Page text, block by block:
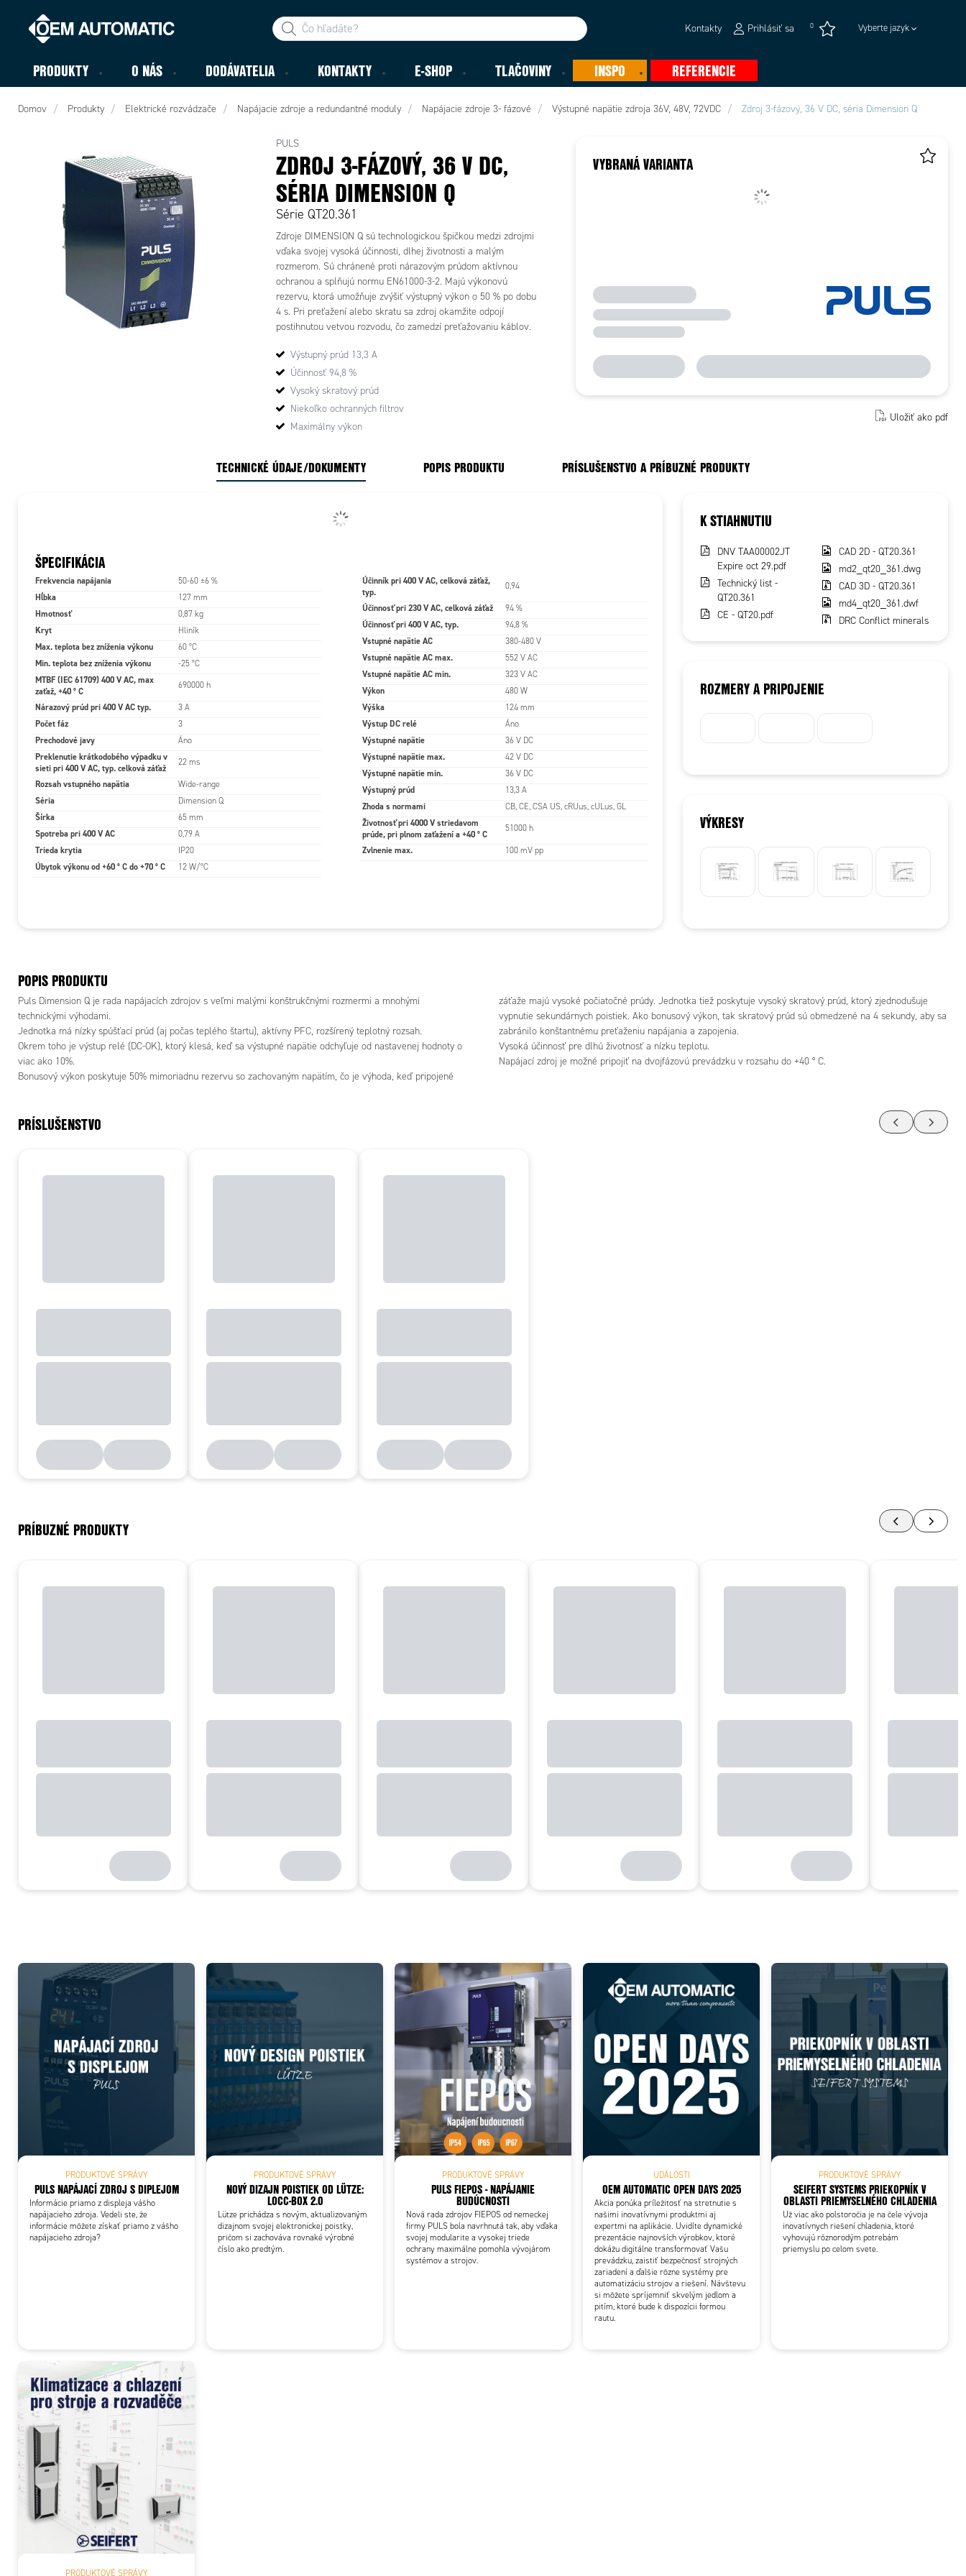
Kontakty Prihlásiť sa 0 Vyberte jazyk
PRODUKTY O NÁS DODÁVATELIA KONTAKTY E-SHOP TLAČOVINY INSPO REFERENCIE
Domov Produkty Elektrické rozvádzače Napájacie zdroje a redundantné moduly Napájacie zdroje 3- fázové Výstupné napätie zdroja 36V, 48V, 72VDC Zdroj 3-fázový, 36 V DC, séria Dimension Q
PULS
ZDROJ 3-FÁZOVÝ, 36 V DC,
SÉRIA DIMENSION Q
Série QT20.361
Zdroje DIMENSION Q sú technologickou špičkou medzi zdrojmi
vďaka svojej vysoká účinnosti, dlhej životnosti a malým
rozmerom. Sú chránené proti nárazovým prúdom aktívnou
ochranou a splňujú normu EN61000-3-2. Majú výkonovú
rezervu, ktorá umožňuje zvýšiť výstupný výkon o 50 % po dobu
4 s. Pri preťažení alebo skratu sa zdroj okamžite odpojí
postihnutou vetvou rozvodu, čo zamedzí preťažovaniu káblov.
spoľahlivý a výkonný zdroj energie.
Výstupný prúd 13,3 A
Účinnosť 94,8 %
Vysoký skratový prúd
Niekoľko ochranných filtrov
Maximálny výkon
QT20.361 - Pulzný zdroj 400-500 V AC. 36 V DC/13,3 A
VYBRANÁ VARIANTA
Uložiť ako pdf
TECHNICKÉ ÚDAJE/DOKUMENTY POPIS PRODUKTU PRÍSLUŠENSTVO A PRÍBUZNÉ PRODUKTY
ŠPECIFIKÁCIA
Frekvencia napájania 50-60 ±6 %
Hĺbka 127 mm
Hmotnosť 0,87 kg
Kryt Hliník
Max. teplota bez zníženia výkonu 60 °C
Min. teplota bez zníženia výkonu -25 °C
MTBF (IEC 61709) 400 V AC, max
zaťaž, +40 ° C
690000 h
Nárazový prúd pri 400 V AC typ. 3 A
Počet fáz 3
Prechodové javy Áno
Preklenutie krátkodobého výpadku v
sieti pri 400 V AC, typ. celková záťaž
22 ms
Rozsah vstupného napätia Wide-range
Séria Dimension Q
Šírka 65 mm
Spotreba pri 400 V AC 0,79 A
Trieda krytia IP20
Úbytok výkonu od +60 ° C do +70 ° C 12 W/°C
Účinník pri 400 V AC, celková záťaž,
typ.
0,94
Účinnosť pri 230 V AC, celková záťaž 94 %
Účinnosť pri 400 V AC, typ. 94,8 %
Vstupné napätie AC 380-480 V
Vstupné napätie AC max. 552 V AC
Vstupné napätie AC min. 323 V AC
Výkon 480 W
Výška 124 mm
Výstup DC relé Áno
Výstupné napätie 36 V DC
Výstupné napätie max. 42 V DC
Výstupné napätie min. 36 V DC
Výstupný prúd 13,3 A
Zhoda s normami CB, CE, CSA US, cRUus, cULus, GL
Životnosť pri 4000 V striedavom
prúde, pri plnom zaťažení a +40 ° C
51000 h
Zvlnenie max. 100 mV pp
K STIAHNUTIU
DNV TAA00002JT
Expire oct 29.pdf
Technický list -
QT20.361
CE - QT20.pdf
CAD 2D - QT20.361
md2_qt20_361.dwg
CAD 3D - QT20.361
md4_qt20_361.dwf
DRC Conflict minerals
ROZMERY A PRIPOJENIE
VÝKRESY
POPIS PRODUKTU
Puls Dimension Q je rada napájacích zdrojov s veľmi malými konštrukčnými rozmermi a mnohými
technickými výhodami.
Jednotka má nízky spúšťací prúd (aj počas teplého štartu), aktívny PFC, rozšírený teplotný rozsah.
Okrem toho je výstup relé (DC-OK), ktorý klesá, keď sa výstupné napätie odchyľuje od nastavenej hodnoty o
viac ako 10%.
Bonusový výkon poskytuje 50% mimoriadnu rezervu so zachovaným napätím, čo je výhoda, keď pripojené
záťaže majú vysoké počiatočné prúdy. Jednotka tiež poskytuje vysoký skratový prúd, ktorý zjednodušuje
vypnutie sekundárnych poistiek. Ako bonusový výkon, tak skratový prúd sú obmedzené na 4 sekundy, aby sa
zabránilo konštantnému preťaženiu napájania a zapojenia.
Vysoká účinnosť pre dlhú životnosť a nízku teplotu.
Napájací zdroj je možné pripojiť na dvojfázovú prevádzku v rozsahu do +40 ° C.
PRÍSLUŠENSTVO
PRÍBUZNÉ PRODUKTY
Add to existing cart row Add as new cart row
PRODUKTOVÉ SPRÁVY
PULS NAPÁJACÍ ZDROJ S DIPLEJOM
Informácie priamo z displeja vášho
napájacieho zdroja. Vedeli ste, že
informácie môžete získať priamo z vášho
napájacieho zdroja?
PRODUKTOVÉ SPRÁVY
NOVÝ DIZAJN POISTIEK OD LÜTZE:
LOCC-BOX 2.0
Lütze prichádza s novým, aktualizovaným
dizajnom svojej elektronickej poistky,
pričom si zachováva rovnaké výrobné
číslo ako predtým.
PRODUKTOVÉ SPRÁVY
PULS FIEPOS - NAPÁJANIE
BUDÚCNOSTI
Nová rada zdrojov FIEPOS od nemeckej
firmy PULS bola navrhnutá tak, aby vďaka
svojej modularite a vysokej triede
ochrany maximálne pomohla vývojárom
systémov a strojov.
UDÁLOSTI
OEM AUTOMATIC OPEN DAYS 2025
Akcia ponúka príležitosť na stretnutie s
našimi inovatívnymi produktmi aj
expertmi na aplikácie. Uvidíte dynamické
prezentácie najnovších výrobkov, ktoré
dokážu digitálne transformovať Vašu
prevádzku, zaistiť bezpečnosť strojných
zariadení a ďalšie rôzne systémy pre
automatizáciu strojov a riešení. Návštevu
si môžete spríjemniť skvelým jedlom a
pitím, ktoré bude k dispozícii formou
rautu.
PRODUKTOVÉ SPRÁVY
SEIFERT SYSTEMS PRIEKOPNÍK V
OBLASTI PRIEMYSELNÉHO CHLADENIA
Už viac ako polstoročia je na čele vývoja
inovatívnych riešení chladenia, ktoré
vyhovujú rôznorodým potrebám
priemyslu po celom svete.
PRODUKTOVÉ SPRÁVY